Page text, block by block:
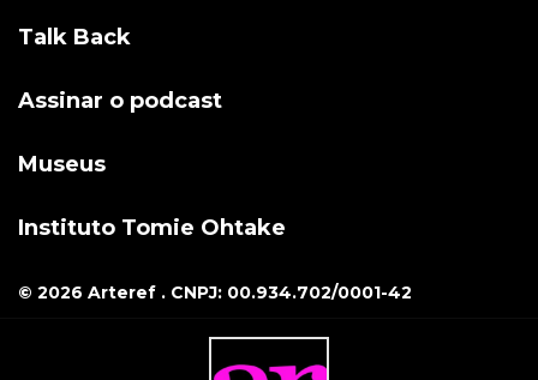
Talk Back
Assinar o podcast
Museus
Instituto Tomie Ohtake
© 2026 Arteref . CNPJ: 00.934.702/0001-42